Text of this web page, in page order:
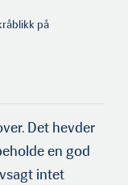
på
Det hevder
en god
intet